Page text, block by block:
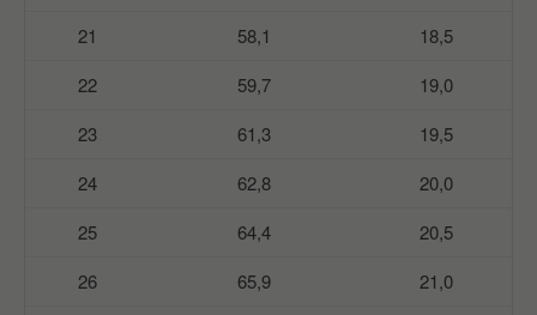
21
58,1
18,5
22
59,7
19,0
23
61,3
19,5
24
62,8
20,0
25
64,4
20,5
26
65,9
21,0